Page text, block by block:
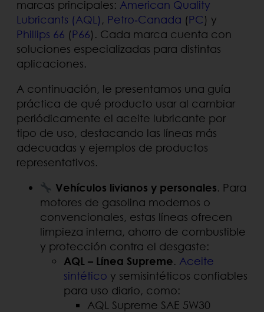
marcas principales: American Quality
Lubricants (AQL) , Petro‑Canada (PC) y
Phillips 66 (P66). Cada marca cuenta con
soluciones especializadas para distintas
aplicaciones.
A continuación, le presentamos una guía
práctica de qué producto usar al cambiar
periódicamente el aceite lubricante por
tipo de uso, destacando las líneas más
adecuadas y ejemplos de productos
representativos.
Vehículos livianos y personales. Para
motores de gasolina modernos o
convencionales, estas líneas ofrecen
limpieza interna, ahorro de combustible
y protección contra el desgaste:
AQL – Línea Supreme. Aceite
sintético y semisintéticos confiables
para uso diario, como:
AQL Supreme SAE 5W30